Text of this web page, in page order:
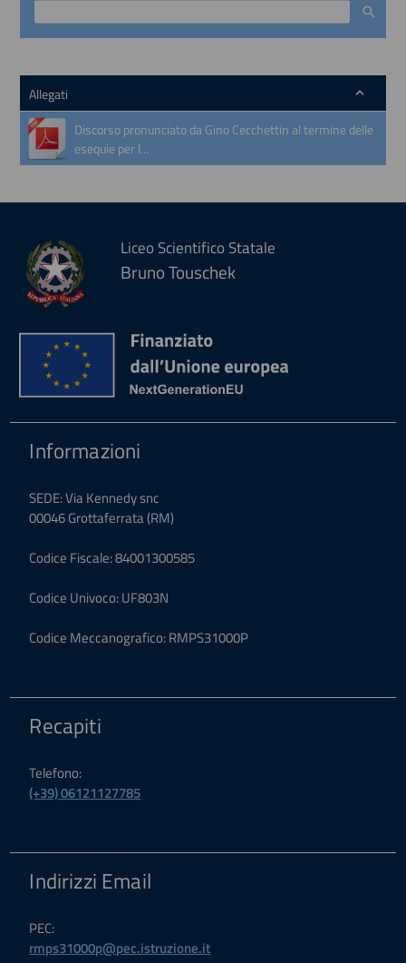
Allegati
Discorso pronunciato da Gino Cecchettin al termine delle
esequie per l...
Liceo Scientifico Statale
Bruno Touschek
Informazioni
SEDE: Via Kennedy snc
00046 Grottaferrata (RM)
Codice Fiscale: 84001300585
Codice Univoco: UF803N
Codice Meccanografico: RMPS31000P
Recapiti
Telefono:
(+39) 06121127785
Indirizzi Email
PEC:
rmps31000p@pec.istruzione.it